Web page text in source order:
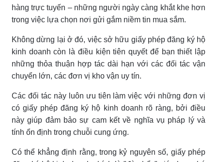
hàng trực tuyến – những người ngày càng khắt khe hơn
trong việc lựa chọn nơi gửi gắm niềm tin mua sắm.
Không dừng lại ở đó, việc sở hữu giấy phép đăng ký hộ
kinh doanh còn là điều kiện tiên quyết để bạn thiết lập
những thỏa thuận hợp tác dài hạn với các đối tác vận
chuyển lớn, các đơn vị kho vận uy tín.
Các đối tác này luôn ưu tiên làm việc với những đơn vị
có giấy phép đăng ký hộ kinh doanh rõ ràng, bởi điều
này giúp đảm bảo sự cam kết về nghĩa vụ pháp lý và
tính ổn định trong chuỗi cung ứng.
Có thể khẳng định rằng, trong kỷ nguyên số, giấy phép